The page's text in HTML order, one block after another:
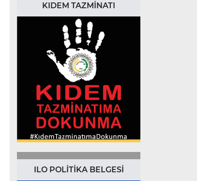
KIDEM TAZMİNATI
ILO POLİTİKA BELGESİ